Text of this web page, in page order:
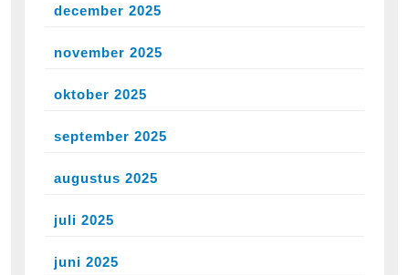
december 2025
november 2025
oktober 2025
september 2025
augustus 2025
juli 2025
juni 2025